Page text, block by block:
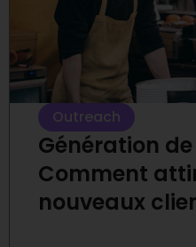
Outreach
Génération
Comment
nouveaux